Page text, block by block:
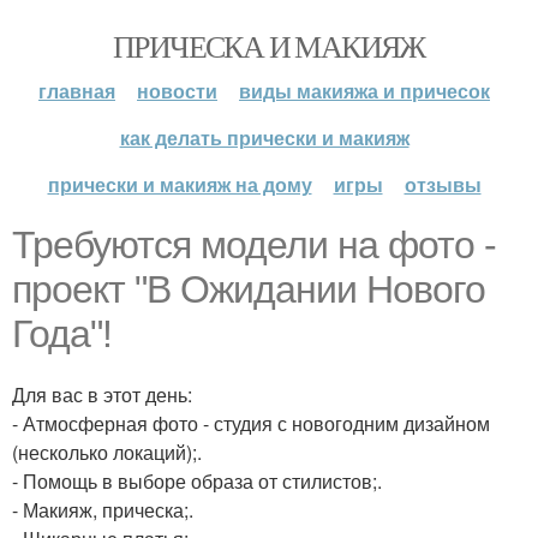
ПРИЧЕСКА И МАКИЯЖ
главная новости
виды макияжа и причесок
как делать прически и макияж
прически и макияж на дому
игры отзывы
Требуются модели на фото -
проект "В Ожидании Нового
Года"!
Для вас в этот день:
- Атмосферная фото - студия с новогодним дизайном
(несколько локаций);.
- Помощь в выборе образа от стилистов;.
- Макияж, прическа;.